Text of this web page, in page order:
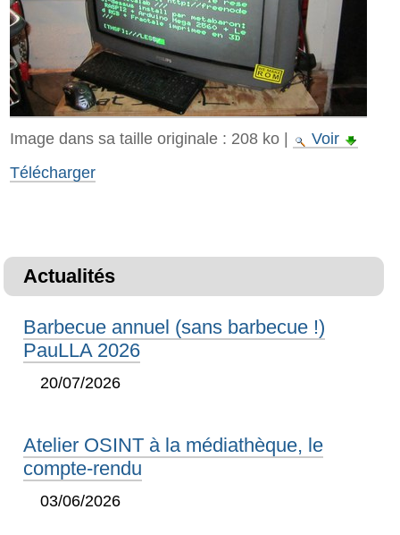
Image dans sa taille originale : 208 ko|
Voir
Télécharger
Actualités
Barbecue annuel (sans barbecue !)
PauLLA 2026
20/07/2026
Atelier OSINT à la médiathèque, le
compte-rendu
03/06/2026